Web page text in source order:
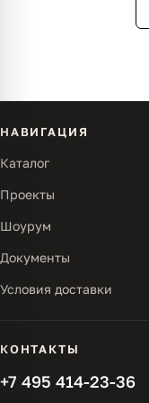
НАВИГАЦИЯ
Каталог
Проекты
Шоурум
Документы
Условия доставки
КОНТАКТЫ
+7 495 414-23-36